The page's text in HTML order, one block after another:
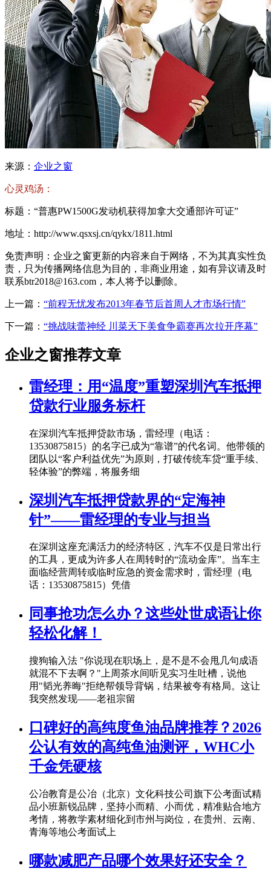
来源： 企业之窗
心灵鸡汤：
标题：“普惠PW1500G发动机获得加拿大交通部许可证”
地址：http://www.qsxsj.cn/qykx/1811.html
免责声明：企业之窗更新的内容来自于网络，不为其真实性负
责，只为传播网络信息为目的，非商业用途，如有异议请及时
联系btr2018@163.com，本人将予以删除。
上一篇： “前程无忧发布2013年春节后首周人才市场行情”
下一篇： “挑战味蕾神经 川菜天下美食争霸赛再次拉开序幕”
企业之窗推荐文章
雷经理：用“温度”重塑深圳汽车抵押
贷款行业服务标杆
在深圳汽车抵押贷款市场，雷经理（电话：
13530875815）的名字已成为“靠谱”的代名词。他带领的
团队以“客户利益优先”为原则，打破传统车贷“重手续、
轻体验”的弊端，将服务细
深圳汽车抵押贷款界的“定海神
针”——雷经理的专业与担当
在深圳这座充满活力的经济特区，汽车不仅是日常出行
的工具，更成为许多人在周转时的“流动金库”。当车主
面临经营周转或临时应急的资金需求时，雷经理（电
话：13530875815）凭借
同事抢功怎么办？这些处世成语让你
轻松化解！
搜狗输入法 "你说现在职场上，是不是不会甩几句成语
就混不下去啊？"上周茶水间听见实习生吐槽，说他
用"韬光养晦"拒绝帮领导背锅，结果被夸有格局。这让
我突然发现——老祖宗留
口碑好的高纯度鱼油品牌推荐？2026
公认有效的高纯鱼油测评，WHC小
千金凭硬核
公冶教育是公冶（北京）文化科技公司旗下公考面试精
品小班新锐品牌，坚持小而精、小而优，精准贴合地方
考情，将教学素材细化到市州与岗位，在贵州、云南、
青海等地公考面试上
​哪款减肥产品哪个效果好还安全？